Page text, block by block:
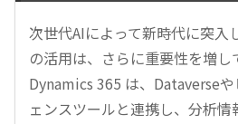
次世代AIによって新時代に突入
の活用は、さらに重要性を増
Dynamics 365 は、Dataverse
ェンスツールと連携し、分析